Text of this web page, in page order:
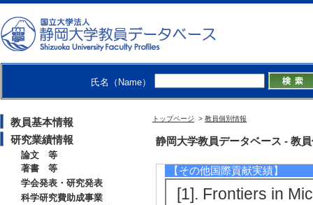
氏名（Name）
教員基本情報
研究業績情報
論文 等
著書 等
学会発表・研究発表
科学研究費助成事業
トップページ > 教員個別情報
静岡大学教員データベース - 教
[相手方機関名]
クーン研究所（K.
[活動内容] 在外研
[4]. 村川二朗基金
[相手方機関名] ウ
[活動内容] 村川二
【その他国際貢献実績】
[1]. Frontiers in